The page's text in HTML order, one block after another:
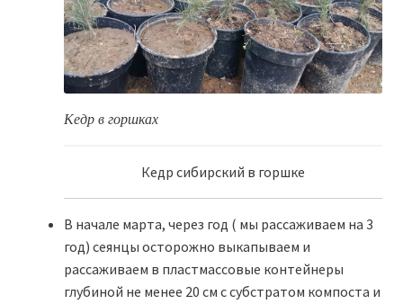
Кедр в горшках
Кедр сибирский в горшке
В начале марта, через год ( мы рассаживаем на 3
год) сеянцы осторожно выкапываем и
рассаживаем в пластмассовые контейнеры
глубиной не менее 20 см с субстратом компоста и